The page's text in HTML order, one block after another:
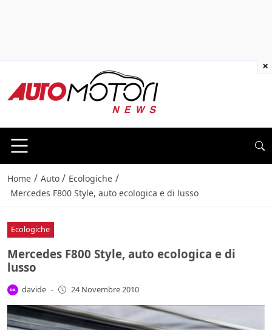
Home / Auto / Ecologiche /
Mercedes F800 Style, auto ecologica e di lusso
Ecologiche
Mercedes F800 Style, auto ecologica e di
lusso
davide - 24 Novembre 2010
×